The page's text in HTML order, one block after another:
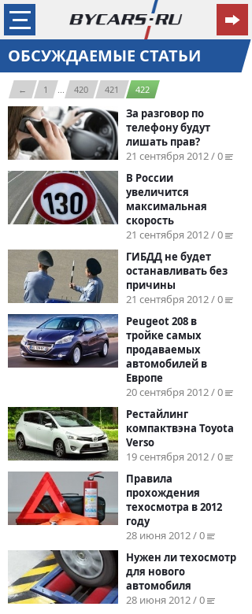
ОБСУЖДАЕМЫЕ СТАТЬИ
← 1 ... 420 421 422
За разговор по
телефону будут
лишать прав?
21 сентября 2012 / 0
В России
увеличится
максимальная
скорость
21 сентября 2012 / 0
ГИБДД не будет
останавливать без
причины
21 сентября 2012 / 0
Peugeot 208 в
тройке самых
продаваемых
автомобилей в
Европе
20 сентября 2012 / 0
Рестайлинг
компактвэна Toyota
Verso
19 сентября 2012 / 0
Правила
прохождения
техосмотра в 2012
году
28 июня 2012 / 0
Нужен ли техосмотр
для нового
автомобиля
28 июня 2012 / 0